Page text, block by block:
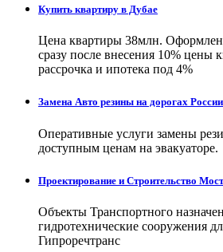
Купить квартиру в Дубае
Цена квартиры 38млн.
сразу после внесения 10% цены
рассрочка и ипотека под 4%
Замена Авто резины на дорогах
Оперативные услуги замены
доступным ценам на эвакуаторе.
Проектирование и Строительство
Объекты Транспортного
гидротехнические сооружения
Гипроречтранс